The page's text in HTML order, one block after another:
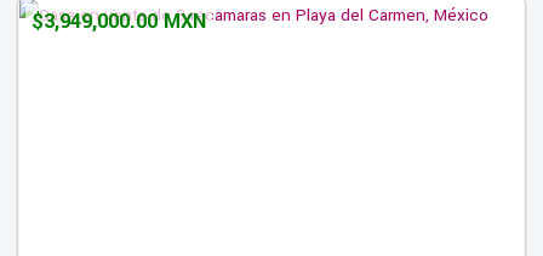
$3,949,000.00 MXN